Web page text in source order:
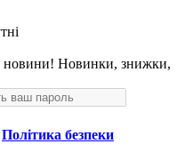
новини! Новинки, знижки,
Політика безпеки